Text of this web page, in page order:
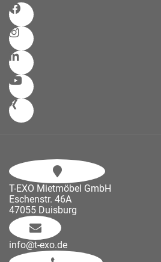
T-EXO Mietmöbel GmbH
Eschenstr. 46A
47055 Duisburg
info@t-exo.de